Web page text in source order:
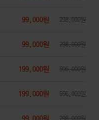
99,000원 298,000원
99,000원 298,000원
199,000원 596,000원
199,000원 596,000원
99,000원 298,000원